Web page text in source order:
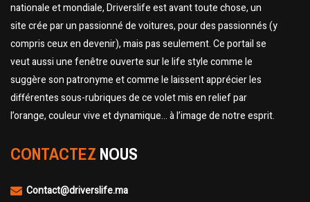
nationale et mondiale, Driverslife est avant toute chose, un
site crée par un passionné de voitures, pour des passionnés (y
compris ceux en devenir), mais pas seulement. Ce portail se
veut aussi une fenêtre ouverte sur le life style comme le
suggère son patronyme et comme le laissent apprécier les
différentes sous-rubriques de ce volet mis en relief par
l’orange, couleur vive et dynamique… à l’image de notre esprit.
CONTACTEZ NOUS
Contact@driverslife.ma